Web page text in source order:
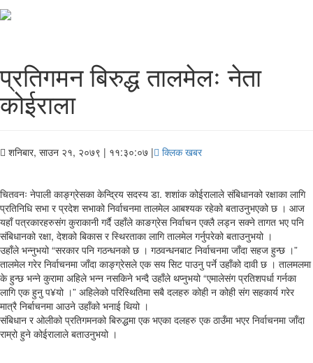
प्रतिगमन बिरुद्ध तालमेलः नेता
कोईराला
शनिबार, साउन २१, २०७९ | ११:३०:०७ | क्लिक खबर
चितवनः नेपाली काङ्ग्रेसका केन्द्रिय सदस्य डा. शशांक कोईरालाले संबिधानको रक्षाका लागि
प्रतिनिधि सभा र प्रदेश सभाको निर्वाचनमा तालमेल आबश्यक रहेको बताउनुभएको छ । आज
यहाँ पत्रकारहरुसंग कुराकानी गर्दै उहाँले काङग्रेस निर्वाचन एक्लै लड्न सक्ने तागत भए पनि
संबिधानको रक्षा, देशको बिकास र स्थिरताका लागि तालमेल गर्नुपरेको बताउनुभयो ।
उहाँले भन्नुभयो “सरकार पनि गठन्धनको छ । गठवन्धनबाट निर्वाचनमा जाँदा सहज हुन्छ ।”
तालमेल गरेर निर्वाचनमा जाँदा काङ्ग्रेसले एक सय सिट पाउनु पर्ने उहाँको दावी छ । तालमलमा
के हुन्छ भन्ने कुरामा अहिले भन्न नसकिने भन्दै उहाँले थप्नुभयो “एमालेसंग प्रतिशपर्धा गर्नका
लागि एक हुनु प¥यो ।” अहिलेको परिस्थितिमा सबै दलहरु कोही न कोही संग सहकार्य गरेर
मात्रै निर्बाचनमा आउने उहाँको भनाई थियो ।
संबिधान र ओलीको प्रतिगमनको बिरुद्धमा एक भएका दलहरु एक ठाउँमा भएर निर्वाचनमा जाँदा
राम्रो हुने कोईरालाले बताउनुभयो ।